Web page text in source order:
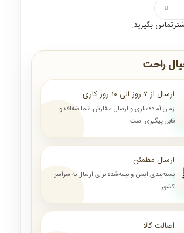
بگیرید.
راحت
ارسال از ۷ روز الی ۱۰ روز کاری
زمان آماده‌سازی و ارسال سفارش شما شفاف و
قابل پیگیری است
ارسال مطمئن
بسته‌بندی ایمن و بیمه‌شده برای ارسال به سراسر
کشور
اصالت کالا